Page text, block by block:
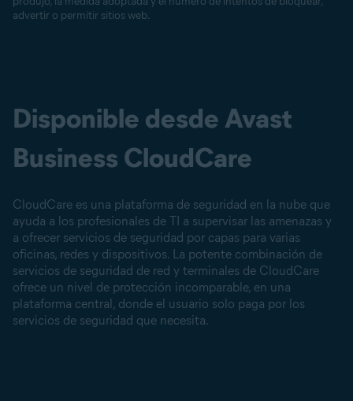
advertir o permitir sitios web.
Disponible desde Avast
Business CloudCare
CloudCare es una plataforma de seguridad en la nube que
ayuda a los profesionales de TI a supervisar las amenazas y
a ofrecer servicios de seguridad por capas para varias
oficinas, redes y dispositivos. La potente combinación de
servicios de seguridad de red y terminales de CloudCare
ofrece un nivel de protección incomparable, en una
plataforma central, donde el usuario solo paga por los
servicios de seguridad que necesita.